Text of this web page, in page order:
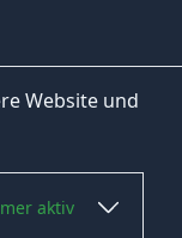
Website und
aktiv